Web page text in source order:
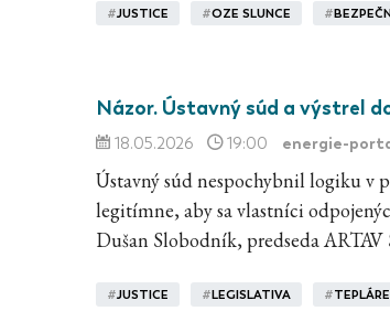
#JUSTICE #OZE SLUNCE #
Názor. Ústavný súd a výstrel
18.05.2026 19:00 energie-
Ústavný súd nespochybnil logiku v
legitímne, aby sa vlastníci
Dušan Slobodník, predseda ARTAV
#JUSTICE #LEGISLATIVA #